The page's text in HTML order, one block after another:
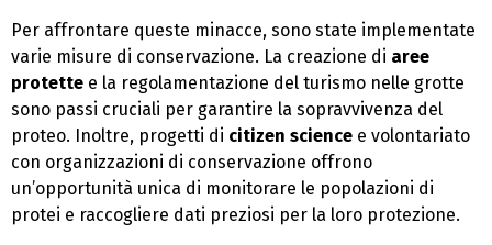
Per affrontare queste minacce, sono state implementate
varie misure di conservazione. La creazione di aree
protette e la regolamentazione del turismo nelle grotte
sono passi cruciali per garantire la sopravvivenza del
proteo. Inoltre, progetti di citizen science e volontariato
con organizzazioni di conservazione offrono
un’opportunità unica di monitorare le popolazioni di
protei e raccogliere dati preziosi per la loro protezione.